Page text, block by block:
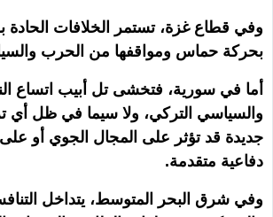
وفي قطاع غزة، تستمر الخلافات الحادة
بحركة حماس ومواقفها من الحرب
أما في سورية، فتخشى تل أبيب اتساع
والسياسي التركي، ولا سيما في ظل أي
جديدة قد تؤثر على المجال الجوي أو
دفاعية متقدمة.
وفي شرق البحر المتوسط، يتداخل